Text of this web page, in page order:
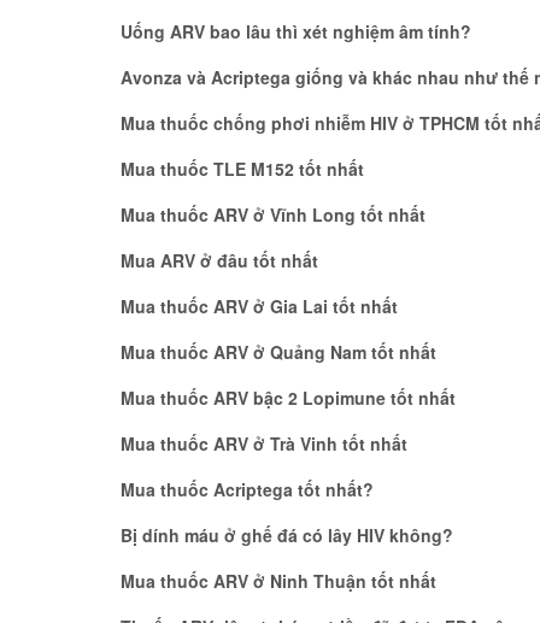
Uống ARV bao lâu thì xét nghiệm âm tính?
Avonza và Acriptega giống và khác nhau như thế
Mua thuốc chống phơi nhiễm HIV ở TPHCM tốt
Mua thuốc TLE M152 tốt nhất
Mua thuốc ARV ở Vĩnh Long tốt nhất
Mua ARV ở đâu tốt nhất
Mua thuốc ARV ở Gia Lai tốt nhất
Mua thuốc ARV ở Quảng Nam tốt nhất
Mua thuốc ARV bậc 2 Lopimune tốt nhất
Mua thuốc ARV ở Trà Vinh tốt nhất
Mua thuốc Acriptega tốt nhất?
Bị dính máu ở ghế đá có lây HIV không?
Mua thuốc ARV ở Ninh Thuận tốt nhất